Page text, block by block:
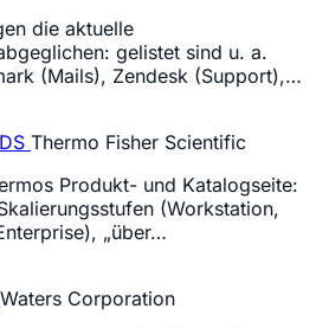
die aktuelle
gelistet sind u. a.
(Mails), Zendesk (Support),…
Thermo Fisher Scientific
Produkt- und Katalogseite:
(Workstation,
„über…
Waters Corporation